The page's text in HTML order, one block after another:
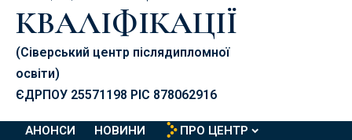
КВАЛІФІКАЦІЇ
(Сіверський центр післядипломної
освіти)
ЄДРПОУ 25571198 PIC 878062916
АНОНСИ НОВИНИ
ПРО ЦЕНТР